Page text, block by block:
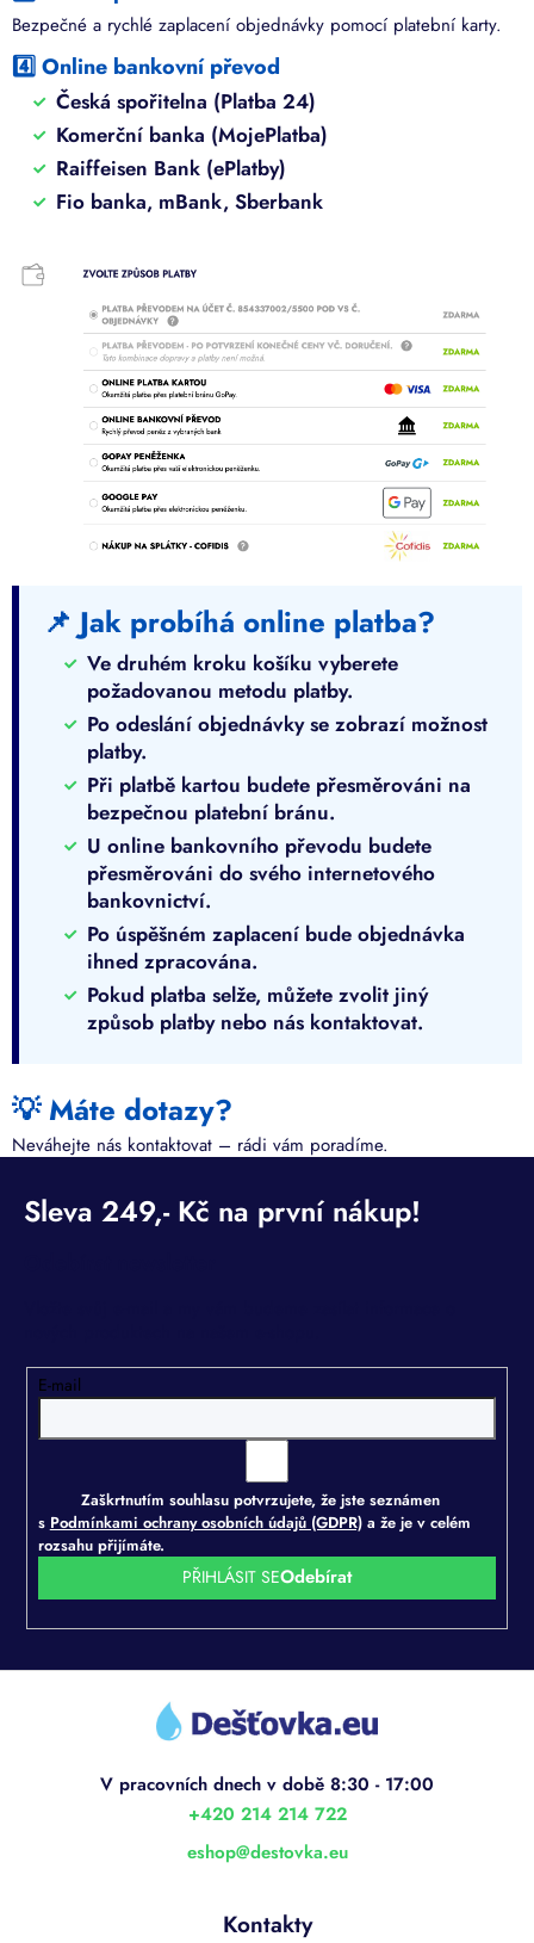
Bezpečné a rychlé zaplacení objednávky pomocí platební karty.
4️⃣ Online bankovní převod
Česká spořitelna (Platba 24)
Komerční banka (MojePlatba)
Raiffeisen Bank (ePlatby)
Fio banka, mBank, Sberbank
📌 Jak probíhá online platba?
Ve druhém kroku košíku vyberete
požadovanou metodu platby.
Po odeslání objednávky se zobrazí možnost
platby.
Při platbě kartou budete přesměrováni na
bezpečnou platební bránu.
U online bankovního převodu budete
přesměrováni do svého internetového
bankovnictví.
Po úspěšném zaplacení bude objednávka
ihned zpracována.
Pokud platba selže, můžete zvolit jiný
způsob platby nebo nás kontaktovat.
💡 Máte dotazy?
Neváhejte nás kontaktovat – rádi vám poradíme.
E-mail
Zaškrtnutím souhlasu potvrzujete, že jste seznámen
s Podmínkami ochrany osobních údajů (GDPR)a že je v celém
rozsahu přijímáte.
PŘIHLÁSIT SE
Z
eshop@destovka.eu
+420 214 214 722
Kontakty